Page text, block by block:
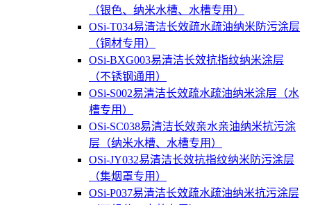
（银色、纳米水槽、水槽专用）
OSi-T034易清洁长效疏水疏油纳米防污涂层
（铜材专用）
OSi-BXG003易清洁长效抗指纹纳米涂层
（不锈钢通用）
OSi-S002易清洁长效疏水疏油纳米涂层（水
槽专用）
OSi-SC038易清洁长效亲水亲油纳米抗污涂
层（纳米水槽、水槽专用）
OSi-JY032易清洁长效抗指纹纳米防污涂层
（集烟罩专用）
OSi-P037易清洁长效疏水疏油纳米抗污涂层